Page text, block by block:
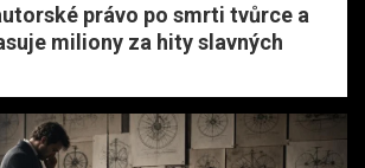
právo po smrti tvůrce a
miliony za hity slavných